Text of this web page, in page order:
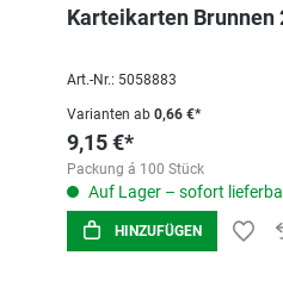
Karteikarten Brunnen
Art.-Nr.: 5058883
Varianten ab 0,66 €*
9,15 €*
Packung á 100 Stück
Auf Lager – sofort
HINZUFÜGEN